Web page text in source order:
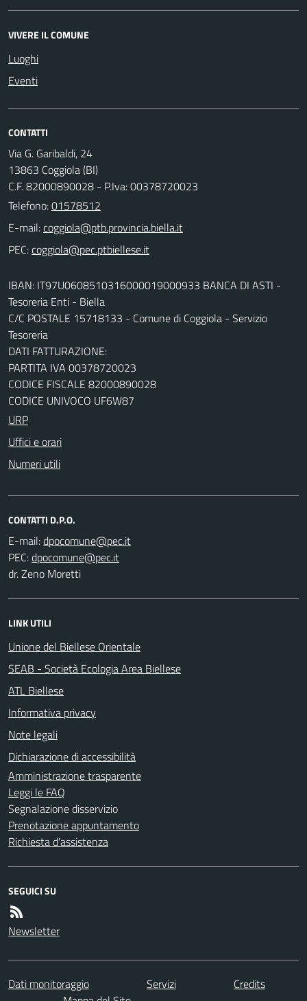
VIVERE IL COMUNE
Luoghi
Eventi
CONTATTI
Via G. Garibaldi, 24
13863 Coggiola (BI)
C.F. 82000890028 - P.Iva: 00378720023
Telefono:01578512
E-mail:
PEC:
IBAN: IT97U0608510316000019000933 BANCA DI ASTI -
Tesoreria Enti - Biella
C/C POSTALE 15718133 - Comune di Coggiola - Servizio
Tesoreria
DATI FATTURAZIONE:
PARTITA IVA 00378720023
CODICE FISCALE 82000890028
CODICE UNIVOCO UF6W87
URP
Uffici e orari
Numeri utili
CONTATTI D.P.O.
E-mail:
PEC:
dr. Zeno Moretti
LINK UTILI
Unione del Biellese Orientale
SEAB - Società Ecologia Area Biellese
ATL Biellese
Informativa privacy
Note legali
Dichiarazione di accessibilità
Amministrazione trasparente
Leggi le FAQ
Segnalazione disservizio
Prenotazione appuntamento
Richiesta d'assistenza
SEGUICI SU
Newsletter
Dati monitoraggio Servizi
Credits